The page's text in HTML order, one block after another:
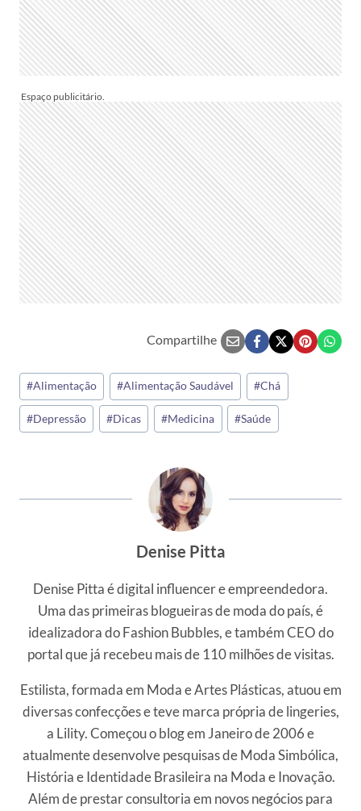
Compartilhe
Tags
do
Post:
#Alimentação #Alimentação Saudável #Chá
#Depressão #Dicas #Medicina #Saúde
Denise Pitta
Denise Pitta é digital influencer e empreendedora.
Uma das primeiras blogueiras de moda do país, é
idealizadora do Fashion Bubbles, e também CEO do
portal que já recebeu mais de 110 milhões de visitas.
Estilista, formada em Moda e Artes Plásticas, atuou em
diversas confecções e teve marca própria de lingeries,
a Lility. Começou o blog em Janeiro de 2006 e
atualmente desenvolve pesquisas de Moda Simbólica,
História e Identidade Brasileira na Moda e Inovação.
Além de prestar consultoria em novos negócios para